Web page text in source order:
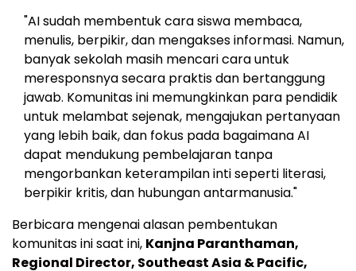
"AI sudah membentuk cara siswa membaca,
menulis, berpikir, dan mengakses informasi. Namun,
banyak sekolah masih mencari cara untuk
meresponsnya secara praktis dan bertanggung
jawab. Komunitas ini memungkinkan para pendidik
untuk melambat sejenak, mengajukan pertanyaan
yang lebih baik, dan fokus pada bagaimana AI
dapat mendukung pembelajaran tanpa
mengorbankan keterampilan inti seperti literasi,
berpikir kritis, dan hubungan antarmanusia."
Berbicara mengenai alasan pembentukan
komunitas ini saat ini, Kanjna Paranthaman,
Regional Director, Southeast Asia & Pacific,